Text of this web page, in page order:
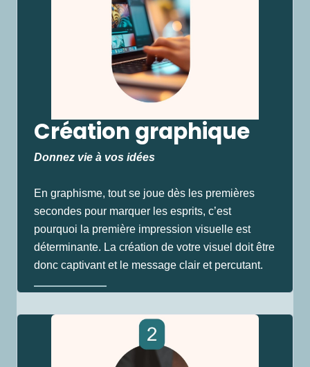
Création graphique
Donnez vie à vos idées
En graphisme, tout se joue dès les premières
secondes pour marquer les esprits, c’est
pourquoi la première impression visuelle est
déterminante. La création de votre visuel doit être
donc captivant et le message clair et percutant.